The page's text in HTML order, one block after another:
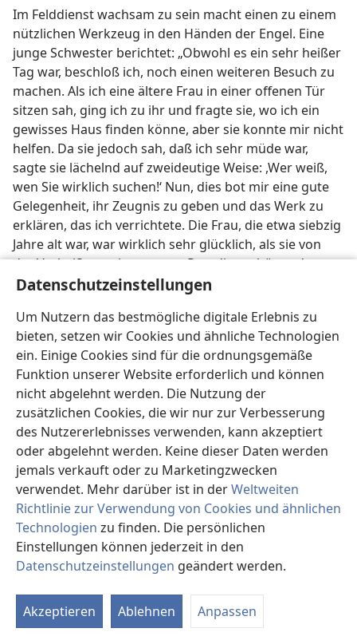
Datenschutzeinstellungen
Um Nutzern das bestmögliche digitale Erlebnis zu
bieten, setzen wir Cookies und ähnliche Technologien
ein. Einige Cookies sind für die ordnungsgemäße
Funktion unserer Website erforderlich und können
nicht abgelehnt werden. Die Nutzung der
zusätzlichen Cookies, die wir nur zur Verbesserung
des Nutzererlebnisses verwenden, kann akzeptiert
oder abgelehnt werden. Keine dieser Daten werden
jemals verkauft oder zu Marketingzwecken
verwendet. Mehr darüber ist in derWeltweiten
Richtlinie zur Verwendung von Cookies und ähnlichen
Technologien zu finden. Die persönlichen
Einstellungen können jederzeit in den
Datenschutzeinstellungen geändert werden.
Akzeptieren Ablehnen Anpassen
Im Felddienst wachsam zu sein macht einen zu einem
nützlichen Werkzeug in den Händen der Engel. Eine
junge Schwester berichtet: „Obwohl es ein sehr heißer
Tag war, beschloß ich, noch einen weiteren Besuch zu
machen. Als ich eine ältere Frau in einer offenen Tür
sitzen sah, ging ich zu ihr und fragte sie, wo ich ein
gewisses Haus finden könne, aber sie konnte mir nicht
helfen. Da sie jedoch sah, daß ich sehr müde war,
sagte sie lächelnd auf zweideutige Weise: ,Wer weiß,
wen Sie wirklich suchen!‘ Nun, dies bot mir eine gute
Gelegenheit, ihr Zeugnis zu geben und das Werk zu
erklären, das ich verrichtete. Die Frau, die etwa siebzig
Jahre alt war, war wirklich sehr glücklich, als sie von
der Verheißung eines neuen Paradieses hörte, das
bald hier auf Erden geschaffen werden wird. Sie war
Kindheit las, nie darin eine so wunderbare Hoffnung
gefunden hatte. Daher lud sie mich ein einzutreten,
und unser Gespräch wurde fortgesetzt. Jetzt studieren
wir jede Woche dasWahrheits-Buch, und die Frau
macht gute Fortschritte. Es war wirklich ein verlorenes
,Schaf‘ gefunden worden.“
Viele unserer Leser werden sich noch daran erinnern,
daß im Bericht des letzten Jahres von einem
schwebenden Gerichtsfall gegen dreizehn Brüder die
Rede war. Wir müssen berichten, daß dieser Fall immer
noch in der Schwebe ist, da der angeforderte
juristische Sachverständigenbericht noch nicht
unterbreitet worden ist. Inzwischen hat esin
mehrstündigen Verhör freigelassen wurden, wird in